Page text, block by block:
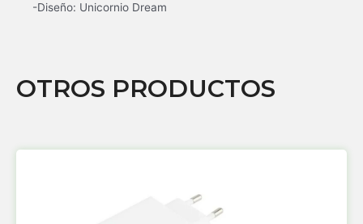
-Diseño: Unicornio Dream
OTROS PRODUCTOS